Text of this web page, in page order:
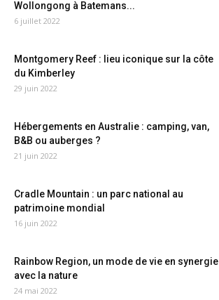
Wollongong à Batemans...
6 juillet 2022
Montgomery Reef : lieu iconique sur la côte
du Kimberley
29 juin 2022
Hébergements en Australie : camping, van,
B&B ou auberges ?
21 juin 2022
Cradle Mountain : un parc national au
patrimoine mondial
16 juin 2022
Rainbow Region, un mode de vie en synergie
avec la nature
24 mai 2022